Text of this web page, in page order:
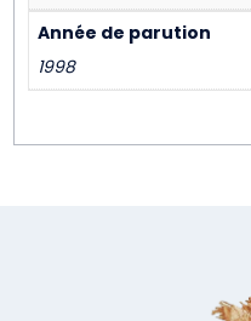
Année de parution
1998